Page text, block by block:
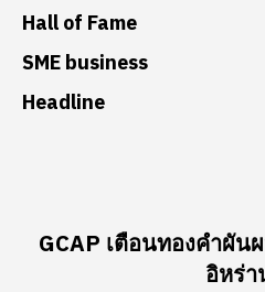
Hall of Fame
SME business
Headline
GCAP เตือนทองคำผัน
อิหร่